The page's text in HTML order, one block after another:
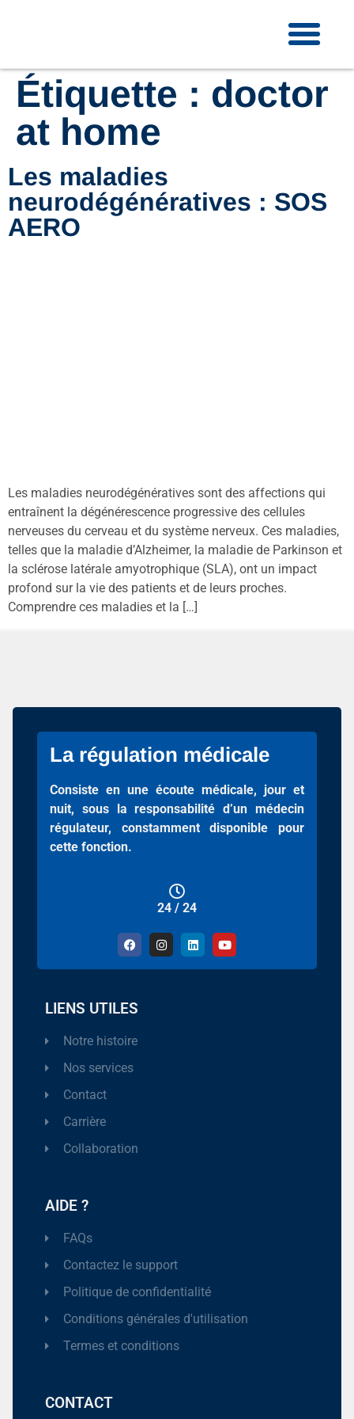
Étiquette : doctor
at home
Les maladies
neurodégénératives : SOS
AERO
Les maladies neurodégénératives sont des affections qui
entraînent la dégénérescence progressive des cellules
nerveuses du cerveau et du système nerveux. Ces maladies,
telles que la maladie d’Alzheimer, la maladie de Parkinson et
la sclérose latérale amyotrophique (SLA), ont un impact
profond sur la vie des patients et de leurs proches.
Comprendre ces maladies et la […]
La régulation médicale
Consiste en une écoute médicale, jour et
nuit, sous la responsabilité d’un médecin
régulateur, constamment disponible pour
cette fonction.
24 / 24
LIENS UTILES
Notre histoire
Nos services
Contact
Carrière
Collaboration
AIDE ?
FAQs
Contactez le support
Politique de confidentialité
Conditions générales d'utilisation
Termes et conditions
CONTACT